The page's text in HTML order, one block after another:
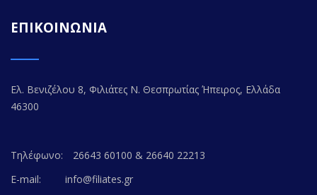
ΕΠΙΚΟΙΝΩΝΙΑ
Ελ. Βενιζέλου 8, Φιλιάτες Ν. Θεσπρωτίας Ήπειρος, Ελλάδα
46300
Τηλέφωνο:
26643 60100 & 26640 22213
E-mail:
info@filiates.gr